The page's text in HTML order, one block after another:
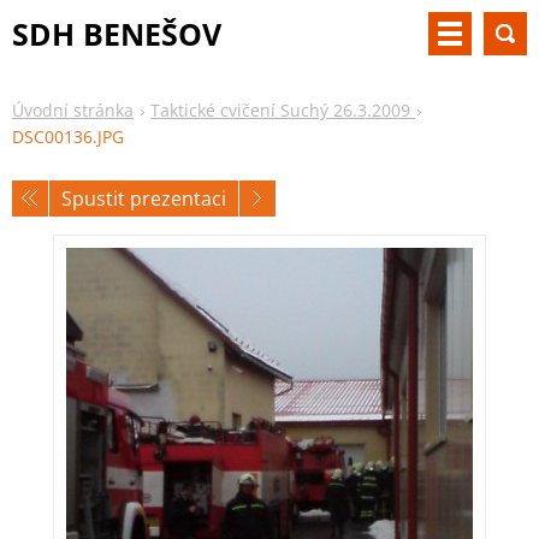
SDH BENEŠOV
Úvodní stránka
Taktické cvičení Suchý 26.3.2009
DSC00136.JPG
Spustit prezentaci